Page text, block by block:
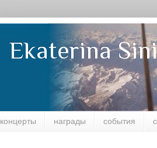
Ekaterina
концерты награды события